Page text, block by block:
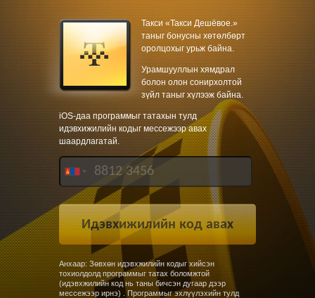
Такси «Такси Дешёвое.»
таныг бонусны хөтөлбөрт
оролцохыг урьж байна.
Урамшууллын хямдрал
болон олон сонирхолтой
зүйл таныг хүлээж байна.
iOS-даа программыг татахын тулд
идэвхижилийн кодыг мессежээр авах
шаардлагатай.
Анхаар: Зөвхөн идэвхжилийн кодыг хийсэн
тохиолдолд программыг татах боломжтой
(идэвхжилийн код нь таны бичсэн дугаар дээр
мессежээр ирнэ) . Программыг эхлүүлэхийн тулд